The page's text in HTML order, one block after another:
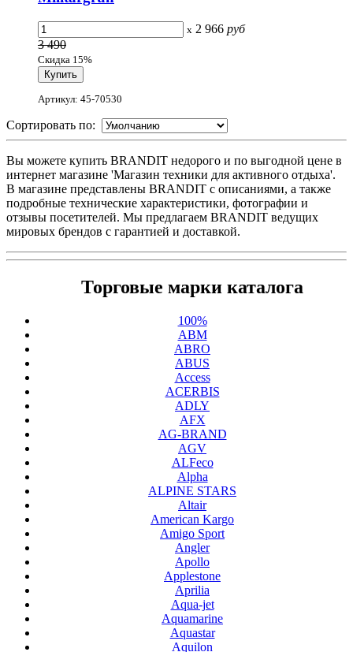
x 2 966 руб
3 490
Скидка 15%
Артикул: 45-70530
Сортировать по:
Вы можете купить BRANDIT недорого и по выгодной цене в
интернет магазине 'Магазин техники для активного отдыха'.
В магазине представлены BRANDIT с описаниями, а также
подробные технические характеристики, фотографии и
отзывы посетителей. Мы предлагаем BRANDIT ведущих
мировых брендов с гарантией и доставкой.
Торговые марки каталога
100%
ABM
ABRO
ABUS
Access
ACERBIS
ADLY
AFX
AG-BRAND
AGV
ALFeco
Alpha
ALPINE STARS
Altair
American Kargo
Amigo Sport
Angler
Apollo
Applestone
Aprilia
Aqua-jet
Aquamarine
Aquastar
Aquilon